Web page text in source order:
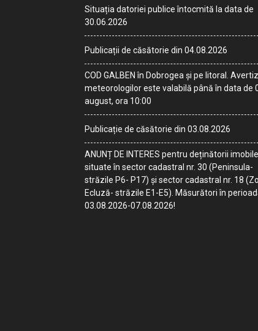
Situația datoriei publice întocmită la data de
30.06.2026
Publicații de căsătorie din 04.08.2026
COD GALBEN în Dobrogea și pe litoral.
meteorologilor este valabilă până în data de
august, ora 10:00
Publicație de căsătorie din 03.08.2026
ANUNȚ DE INTERES pentru deținătorii
situate în sector cadastral nr. 30 (Peninsula-
străzile P6- P17) și sector cadastral nr. 18
Ecluză- străzile E1-E5). Măsurători în
03.08.2026-07.08.2026!